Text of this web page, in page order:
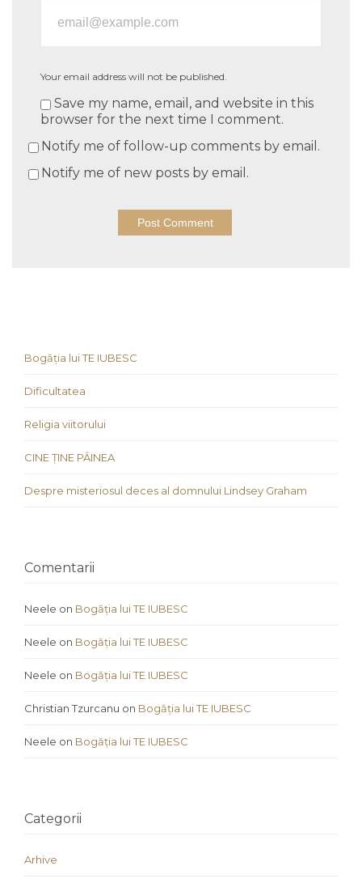
Your email address will not be published.
Save my name, email, and website in this
browser for the next time I comment.
Notify me of follow-up comments by email.
Notify me of new posts by email.
Bogăția lui TE IUBESC
Dificultatea
Religia viitorului
CINE ȚINE PÂINEA
Despre misteriosul deces al domnului Lindsey Graham
Comentarii
Neele on Bogăția lui TE IUBESC
Neele on Bogăția lui TE IUBESC
Neele on Bogăția lui TE IUBESC
Christian Tzurcanu on Bogăția lui TE IUBESC
Neele on Bogăția lui TE IUBESC
Categorii
Arhive